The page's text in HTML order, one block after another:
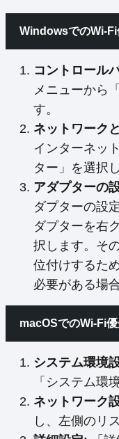
WindowsでのWi-Fi
コントロール
メニューから
す。
ネットワーク
インターネッ
ター」を選択
アダプターの
ダプターの設
ダプターを右
択します。そ
位付けするため
必要がある場
macOSでのWi-Fi
システム環境
「システム環
ネットワーク
し、左側のリ